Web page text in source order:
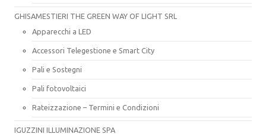
GHISAMESTIERI THE GREEN WAY OF LIGHT SRL
Apparecchi a LED
Accessori Telegestione e Smart City
Pali e Sostegni
Pali fotovoltaici
Rateizzazione – Termini e Condizioni
IGUZZINI ILLUMINAZIONE SPA